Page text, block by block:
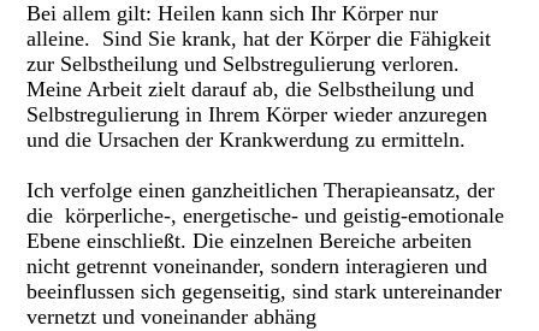
Bei allem gilt: Heilen kann sich Ihr Körper nur
alleine. Sind Sie krank, hat der Körper die Fähigkeit
zur Selbstheilung und Selbstregulierung verloren.
Meine Arbeit zielt darauf ab, die Selbstheilung und
Selbstregulierung in Ihrem Körper wieder anzuregen
und die Ursachen der Krankwerdung zu ermitteln.
Ich verfolge einen ganzheitlichen Therapieansatz, der
die körperliche-, energetische- und geistig-emotionale
Ebene einschließt. Die einzelnen Bereiche arbeiten
nicht getrennt voneinander, sondern interagieren und
beeinflussen sich gegenseitig, sind stark untereinander
vernetzt und voneinander abhäng